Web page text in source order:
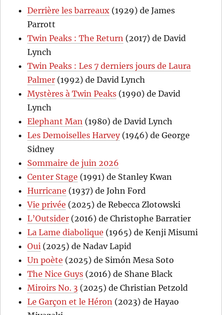
Derrière les barreaux (1929) de James
Parrott
Twin Peaks : The Return (2017) de David
Lynch
Twin Peaks : Les 7 derniers jours de Laura
Palmer (1992) de David Lynch
Mystères à Twin Peaks (1990) de David
Lynch
Elephant Man (1980) de David Lynch
Les Demoiselles Harvey(1946) de George
Sidney
Sommaire de juin 2026
Center Stage (1991) de Stanley Kwan
Hurricane (1937) de John Ford
Vie privée (2025) de Rebecca Zlotowski
L’Outsider (2016) de Christophe Barratier
La Lame diabolique (1965) de Kenji Misumi
Oui (2025) de Nadav Lapid
Un poète (2025) de Simón Mesa Soto
The Nice Guys (2016) de Shane Black
Miroirs No. 3 (2025) de Christian Petzold
Le Garçon et le Héron (2023) de Hayao